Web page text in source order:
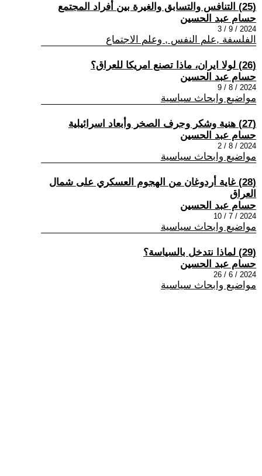
(25) التنافس والتسابق والغيرة بين أفراد المجتمع
حسام عبد الحسين
2024 / 9 / 3
الفلسفة ,علم النفس , وعلم الاجتماع
(26) لولا ايران، ماذا تصنع امريكا للعراق؟
حسام عبد الحسين
2024 / 8 / 9
مواضيع وابحاث سياسية
(27) هنية وشكر وجرف الصخر وأبعاد اسرائيلية
حسام عبد الحسين
2024 / 8 / 2
مواضيع وابحاث سياسية
(28) غاية أردوغان من الهجوم العسكري على شمال
العراق
حسام عبد الحسين
2024 / 7 / 10
مواضيع وابحاث سياسية
(29) لماذا نتدخل بالسياسة؟
حسام عبد الحسين
2024 / 6 / 26
مواضيع وابحاث سياسية